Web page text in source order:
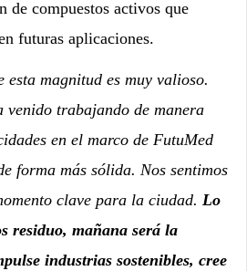
de compuestos activos que
futuras aplicaciones.
esta magnitud es muy valioso.
venido trabajando de manera
en el marco de FutuMed
forma más sólida. Nos sentimos
clave para la ciudad. Lo
residuo, mañana será la
industrias sostenibles, cree